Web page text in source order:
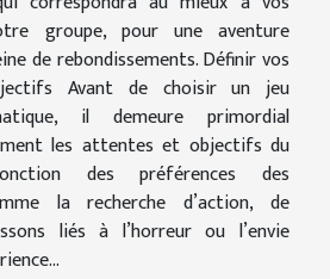
groupe, pour une aventure
de rebondissements. Définir vos
Avant de choisir un jeu
il demeure primordial
les attentes et objectifs du
des préférences des
la recherche d’action, de
liés à l’horreur ou l’envie